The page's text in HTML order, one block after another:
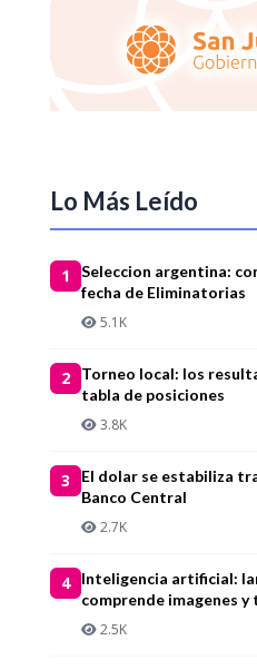
Lo Más Leído
1
Seleccion argentina:
fecha de Eliminatorias
5.1K
2
Torneo local: los
tabla de posiciones
3.8K
3
El dolar se estabiliza
Banco Central
2.7K
4
Inteligencia artificial:
comprende imagenes
2.5K